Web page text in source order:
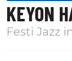
KEYON
Festi Jazz